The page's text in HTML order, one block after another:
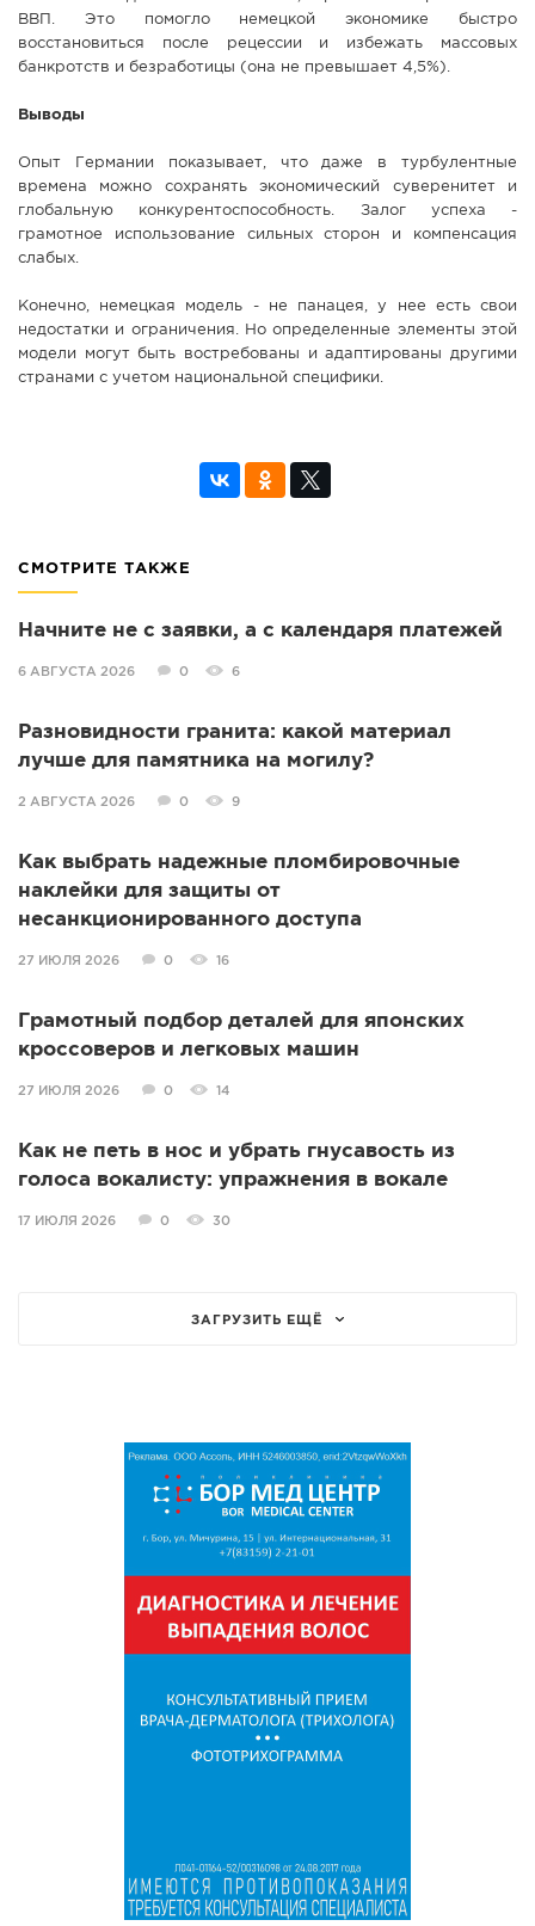
ВВП. Это помогло немецкой экономике быстро
восстановиться после рецессии и избежать массовых
банкротств и безработицы (она не превышает 4,5%).
Выводы
Опыт Германии показывает, что даже в турбулентные
времена можно сохранять экономический суверенитет и
глобальную конкурентоспособность. Залог успеха -
грамотное использование сильных сторон и компенсация
слабых.
Конечно, немецкая модель - не панацея, у нее есть свои
недостатки и ограничения. Но определенные элементы этой
модели могут быть востребованы и адаптированы другими
странами с учетом национальной специфики.
СМОТРИТЕ ТАКЖЕ
Начните не с заявки, а с календаря платежей
6 АВГУСТА 2026 0 6
Разновидности гранита: какой материал
лучше для памятника на могилу?
2 АВГУСТА 2026 0 9
Как выбрать надежные пломбировочные
наклейки для защиты от
несанкционированного доступа
27 ИЮЛЯ 2026 0 16
Грамотный подбор деталей для японских
кроссоверов и легковых машин
27 ИЮЛЯ 2026 0 14
Как не петь в нос и убрать гнусавость из
голоса вокалисту: упражнения в вокале
17 ИЮЛЯ 2026 0 30
ЗАГРУЗИТЬ ЕЩЁ